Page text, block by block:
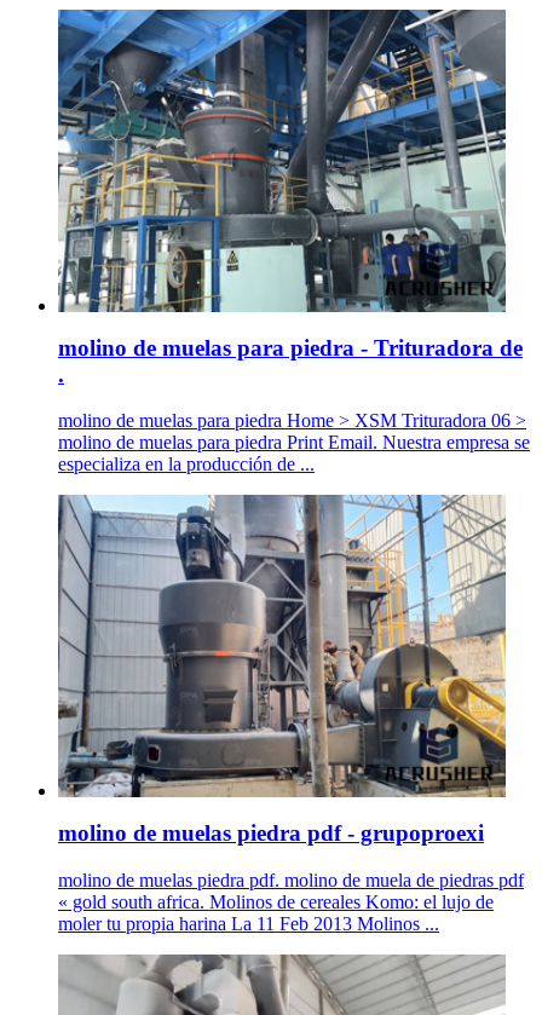
molino de muelas para piedra - Trituradora de
.
molino de muelas para piedra Home > XSM Trituradora 06 >
molino de muelas para piedra Print Email. Nuestra empresa se
especializa en la producción de ...
molino de muelas piedra pdf - grupoproexi
molino de muelas piedra pdf. molino de muela de piedras pdf
« gold south africa. Molinos de cereales Komo: el lujo de
moler tu propia harina La 11 Feb 2013 Molinos ...